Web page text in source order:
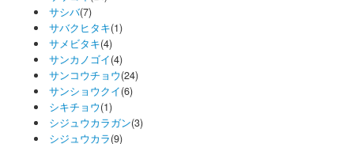
サシバ(7)
サバクヒタキ(1)
サメビタキ(4)
サンカノゴイ(4)
サンコウチョウ(24)
サンショウクイ(6)
シキチョウ(1)
シジュウカラガン(3)
シジュウカラ(9)